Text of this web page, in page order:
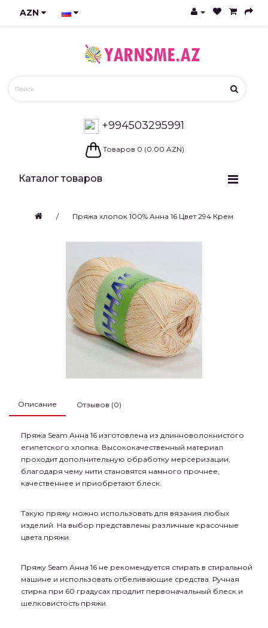
AZN
+994503295991
Товаров 0 (0.00 AZN)
Каталог товаров
Пряжа хлопок 100% Анна 16 Цвет 294 Крем
Описание Отзывов (0)
Пряжа Seam Анна 16 изготовлена из длинноволокнистого
египетского хлопка. Высококачественный материал
проходит дополнительную обработку мерсеризации,
благодаря чему нити становятся намного прочнее,
качественнее и приобретают блеск.
Такую пряжу можно использовать для вязания любых
изделий. На выбор представлены различные красочные
цвета пряжи.
Пряжу Seam Анна 16 не рекомендуется стирать в стиральной
машине и использовать отбеливающие средства. Ручная
стирка при 60 градусах продлит первоначальный блеск и
шелковистость пряжи.